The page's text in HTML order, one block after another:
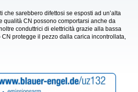
che sarebbero difettosi se esposti ad un’alta
qualità CN possono comportarsi anche da
conduttrici di elettricità grazie alla bassa
protegge il pezzo dalla carica incontrollata,